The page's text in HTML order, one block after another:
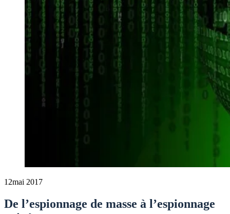
12mai 2017
De l’espionnage de masse à l’espionnage